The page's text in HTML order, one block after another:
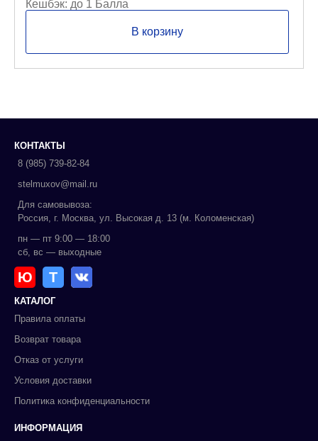
Кешбэк: до 1 Балла
В корзину
КОНТАКТЫ
8 (985) 739-82-84
stelmuxov@mail.ru
Для самовывоза:
Россия, г. Москва, ул. Высокая д. 13 (м. Коломенская)
пн — пт 9:00 — 18:00
сб, вс — выходные
Ю Т
КАТАЛОГ
Правила оплаты
Возврат товара
Отказ от услуги
Условия доставки
Политика конфиденциальности
ИНФОРМАЦИЯ